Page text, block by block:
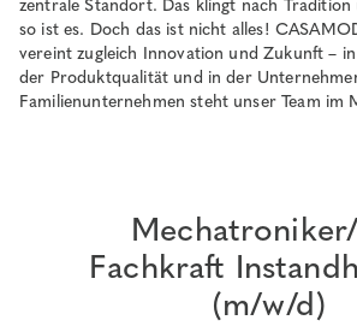
zentrale Standort. Das klingt nach Tradition
so ist es. Doch das ist nicht alles!
vereint zugleich Innovation und Zukunft –
der Produktqualität und in der
Familienunternehmen steht unser Team im
Fachkraft
(m/w/d)